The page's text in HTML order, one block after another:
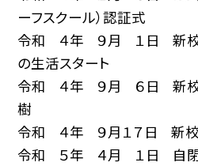
ーフスクール）認証式
令和 ４年 ９月 １日 新校
の生活スタート
令和 ４年 ９月 ６日 新校
樹
令和 ４年 ９月１７日 新
令和 ５年 ４月 １日 自閉